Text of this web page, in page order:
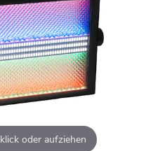
oder aufziehen